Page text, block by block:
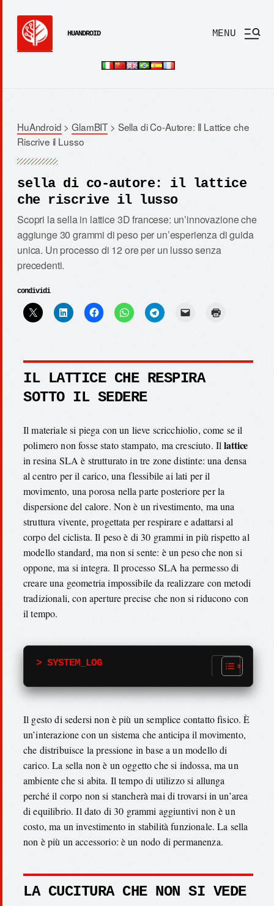
HUANDROID MENU
HuAndroid >GlamBIT > Sella di Co-Autore: Il Lattice che
Riscrive il Lusso
sella di co-autore: il lattice
che riscrive il lusso
Scopri la sella in lattice 3D francese: un’innovazione che
aggiunge 30 grammi di peso per un’esperienza di guida
unica. Un processo di 12 ore per un lusso senza
precedenti.
condividi
IL LATTICE CHE RESPIRA
SOTTO IL SEDERE
Il materiale si piega con un lieve scricchiolio, come se il
polimero non fosse stato stampato, ma cresciuto. Illattice
in resina SLA è strutturato in tre zone distinte: una densa
al centro per il carico, una flessibile ai lati per il
movimento, una porosa nella parte posteriore per la
dispersione del calore. Non è un rivestimento, ma una
struttura vivente, progettata per respirare e adattarsi al
corpo del ciclista. Il peso è di 30 grammi in più rispetto al
modello standard, ma non si sente: è un peso che non si
oppone, ma si integra. Il processo SLA ha permesso di
creare una geometria impossibile da realizzare con metodi
tradizionali, con aperture precise che non si riducono con
il tempo.
> SYSTEM_LOG
Il gesto di sedersi non è più un semplice contatto fisico. È
un’interazione con un sistema che anticipa il movimento,
che distribuisce la pressione in base a un modello di
carico. La sella non è un oggetto che si indossa, ma un
ambiente che si abita. Il tempo di utilizzo si allunga
perché il corpo non si stancherà mai di trovarsi in un’area
di equilibrio. Il dato di 30 grammi aggiuntivi non è un
costo, ma un investimento in stabilità funzionale. La sella
non è più un accessorio: è un nodo di permanenza.
LA CUCITURA CHE NON SI VEDE